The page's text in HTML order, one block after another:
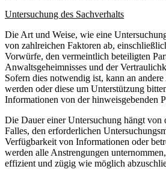
Untersuchung des Sachverhalts
Die Art und Weise, wie eine
von zahlreichen Faktoren ab,
Vorwürfe, den vermeintlich beteiligten
Anwaltsgeheimnisses und der
Sofern dies notwendig ist, kann an
werden oder diese um Unterstützung
Informationen von der hinweisgebenden
Die Dauer einer Untersuchung hängt von
Falles, den erforderlichen
Verfügbarkeit von Informationen oder
werden alle Anstrengungen
effizient und zügig wie möglich